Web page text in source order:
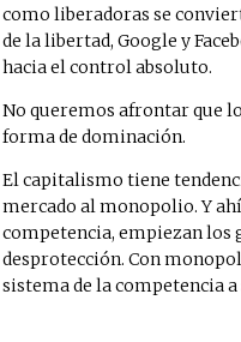
como liberadoras se
de la libertad, Google y
hacia el control absoluto.
No queremos afrontar que
forma de dominación.
El capitalismo tiene
mercado al monopolio. Y
competencia, empiezan los
desprotección. Con
sistema de la competencia